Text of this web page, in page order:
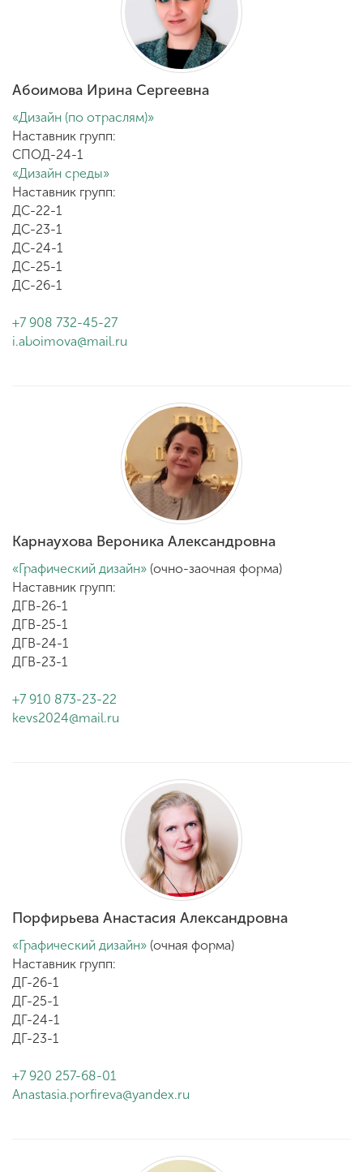
Абоимова Ирина Сергеевна
«Дизайн (по отраслям)»
Наставник групп:
СПОД-24-1
«Дизайн среды»
Наставник групп:
ДС-22-1
ДС-23-1
ДС-24-1
ДС-25-1
ДС-26-1
+7 908 732-45-27
i.aboimova@mail.ru
Карнаухова Вероника Александровна
«Графический дизайн» (очно-заочная форма)
Наставник групп:
ДГВ-26-1
ДГВ-25-1
ДГВ-24-1
ДГВ-23-1
+7 910 873-23-22
kevs2024@mail.ru
Порфирьева Анастасия Александровна
«Графический дизайн» (очная форма)
Наставник групп:
ДГ-26-1
ДГ-25-1
ДГ-24-1
ДГ-23-1
+7 920 257-68-01
Anastasia.porfireva@yandex.ru